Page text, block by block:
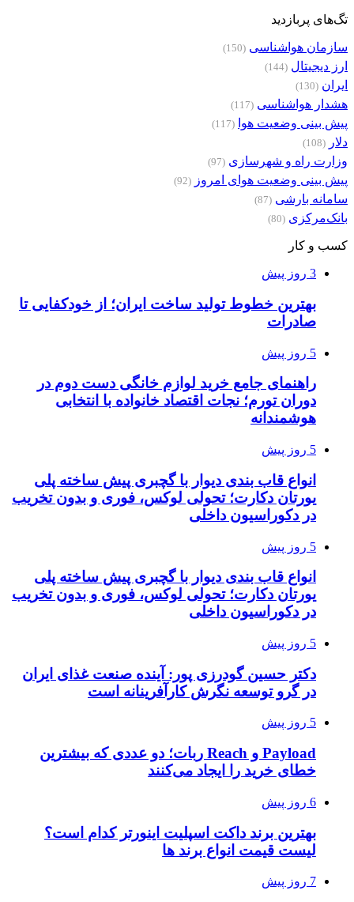
تگ‌های پربازدید
سازمان هواشناسی (150)
ارز دیجیتال (144)
ایران (130)
هشدار هواشناسی (117)
پیش بینی وضعیت هوا (117)
دلار (108)
وزارت راه و شهرسازی (97)
پیش بینی وضعیت هوای امروز (92)
سامانه بارشی (87)
بانک‌مرکزی (80)
کسب و کار
3 روز پیش
بهترین خطوط تولید ساخت ایران؛ از خودکفایی تا
صادرات
5 روز پیش
راهنمای جامع خرید لوازم خانگی دست دوم در
دوران تورم؛ نجات اقتصاد خانواده با انتخابی
هوشمندانه
5 روز پیش
انواع قاب بندی دیوار با گچبری پیش ساخته پلی
یورتان دکارت؛ تحولی لوکس، فوری و بدون تخریب
در دکوراسیون داخلی
5 روز پیش
انواع قاب بندی دیوار با گچبری پیش ساخته پلی
یورتان دکارت؛ تحولی لوکس، فوری و بدون تخریب
در دکوراسیون داخلی
5 روز پیش
دکتر حسین گودرزی پور: آینده صنعت غذای ایران
در گرو توسعه نگرش کارآفرینانه است
5 روز پیش
Payload و Reach ربات؛ دو عددی که بیشترین
خطای خرید را ایجاد می‌کنند
6 روز پیش
بهترین برند داکت اسپلیت اینورتر کدام است؟
لیست قیمت انواع برند ها
7 روز پیش